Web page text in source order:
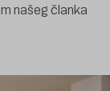
našeg članka